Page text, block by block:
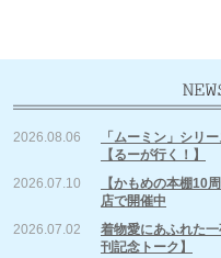
リジナル手ぬぐい】
海の風にのって大空を舞
の姿も。思わず探したく
るオリジナル手ぬぐいで
インテリアとしても楽し
2026.08.06
「ムーミン」シリ
【るーが行く！】
2026.07.10
【かもめの本棚10
店で開催中
2026.07.02
着物愛にあふれた
刊記念トーク】